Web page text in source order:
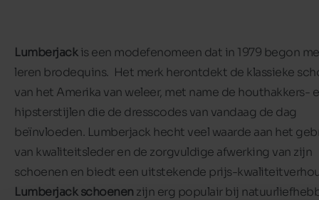
Lumberjack is een modefenomeen dat in 1979 begon
leren brodequins. Het merk herontdekt de klassieke
van het Amerika van weleer, met name de houthakkers-
hipsterstijlen die de dresscodes van vandaag de dag
beïnvloeden. Lumberjack hecht veel waarde aan het
van kwaliteitsleder en de zorgvuldige afwerking van zijn
schoenen en biedt een uitstekende prijs-
Lumberjack schoenen zijn erg populair bij